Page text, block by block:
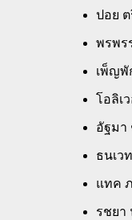
ปอย
พรพร
เพ็ญพั
โอลิเ
อัฐมา
ธนเว
แทค
รชยา